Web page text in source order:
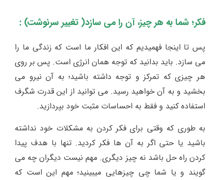
فکر؛ شما به هر چیز، آن را می سازد( تغییر سرنوشت) :
پس تا اینجا فهمیدیم که این افکار ما است که زندگی ما را
می سازد. باید بدانید که توجه همان انرژی است. پس بر روی
هر چیزی که تمرکز و توجه داشته باشید؛ به آن نیرو می
بخشید و به آن خواهید رسید. می توانید از این قدرت شگرف
استفاده کنید و فقط به احساسات مثبت خود بپردازید.
به طوری که وقتی برای فکر کردن به مشکلات خود نداشته
باشید یا حتی اگر به آن ها فکر کردید. تنها با هدف پیدا
کردن راه حل باشد نه چیز دیگری. مهم نیست دیگران چه می
گویند و یا شما چی چیزهایی میبینید؛ مهم این است که